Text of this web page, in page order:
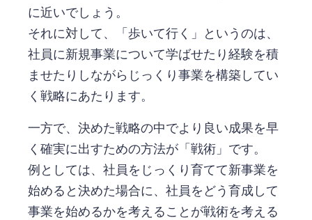
に近いでしょう。
それに対して、「歩いて行く」というのは、
社員に新規事業について学ばせたり経験を積
ませたりしながらじっくり事業を構築してい
く戦略にあたります。
一方で、決めた戦略の中でより良い成果を早
く確実に出すための方法が「戦術」です。
例としては、社員をじっくり育てて新事業を
始めると決めた場合に、社員をどう育成して
事業を始めるかを考えることが戦術を考える